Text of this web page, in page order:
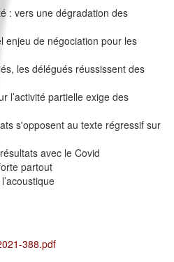
: vers une dégradation des
enjeu de négociation pour les
les délégués réussissent des
l’activité partielle exige des
s'opposent au texte régressif sur
avec le Covid
partout
388.pdf